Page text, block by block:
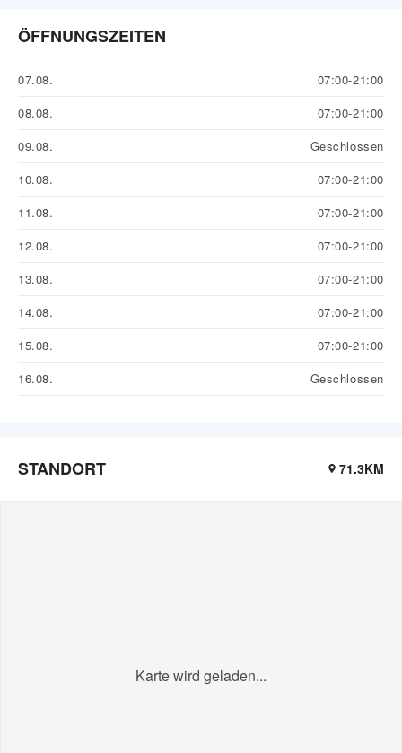
ÖFFNUNGSZEITEN
07.08.
07:00-21:00
08.08.
07:00-21:00
09.08.
Geschlossen
10.08.
07:00-21:00
11.08.
07:00-21:00
12.08.
07:00-21:00
13.08.
07:00-21:00
14.08.
07:00-21:00
15.08.
07:00-21:00
16.08.
Geschlossen
STANDORT 71.3KM
Karte wird geladen...